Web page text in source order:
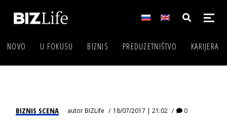
NOVO U FOKUSU BIZNIS PREDUZETNIŠTVO KARIJERA
BIZNIS SCENA autorBIZLife 18/07/2017 | 21:02 0